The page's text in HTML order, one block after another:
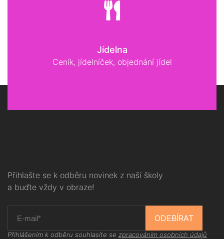
Jídelna
Ceník, jídelníček, objednání jídel
Přihlašte se k odběru novinek z naší školy
a buďte vždy v obraze!
ODEBÍRAT
Přihlášením k odběru souhlasíte se zpracováním osobních údajů